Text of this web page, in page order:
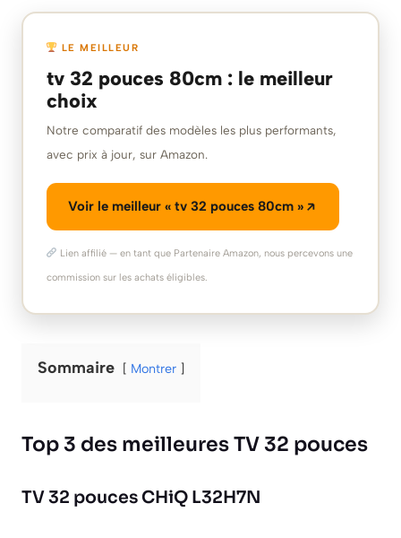
LE MEILLEUR
tv 32 pouces 80cm : le meilleur
choix
Notre comparatif des modèles les plus performants,
avec prix à jour, sur Amazon.
Voir le meilleur « tv 32 pouces 80cm »
Lien affilié — en tant que Partenaire Amazon, nous percevons une
commission sur les achats éligibles.
Sommaire Montrer
Top 3 des meilleures TV 32 pouces
TV 32 pouces CHiQ L32H7N